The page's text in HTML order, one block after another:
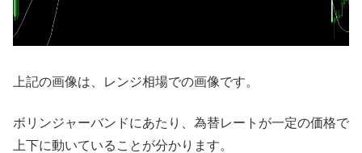
上記の画像は、レンジ相場での画像です。
ボリンジャーバンドにあたり、為替レートが一定の価格で
上下に動いていることが分かります。